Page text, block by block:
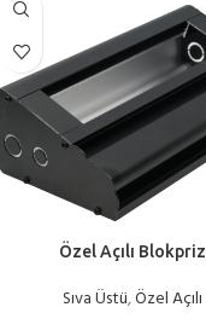
Özel Açılı Blokpriz
Sıva Üstü,Özel Açılı